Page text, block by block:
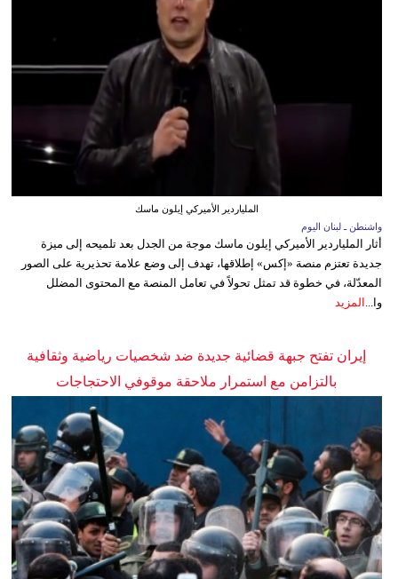
الملياردير الأميركي إيلون ماسك
واشنطن ـ لبنان اليوم
أثار الملياردير الأميركي إيلون ماسك موجة من الجدل بعد تلميحه إلى ميزة
جديدة تعتزم منصة «إكس» إطلاقها، تهدف إلى وضع علامة تحذيرية على الصور
المعدّلة، في خطوة قد تمثل تحولاً في تعامل المنصة مع المحتوى المضلل
وا... المزيد
إيران تفتح جبهة قضائية جديدة ضد شخصيات رياضية وثقافية
بالتزامن مع استمرار ملاحقة موقوفي الاحتجاجات